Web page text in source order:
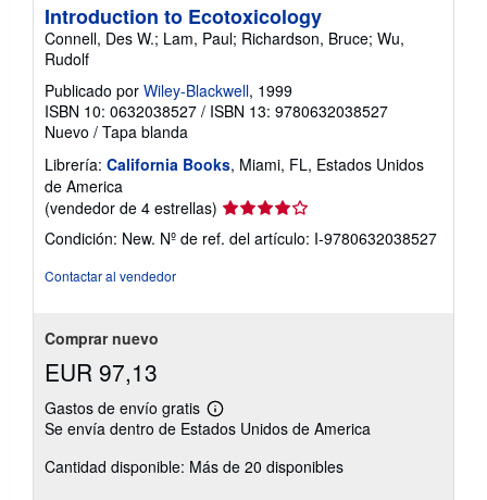
Introduction to Ecotoxicology
Connell, Des W.; Lam, Paul; Richardson, Bruce; Wu,
Rudolf
Publicado por Wiley-Blackwell, 1999
ISBN 10: 0632038527 / ISBN 13: 9780632038527
Nuevo / Tapa blanda
Librería: California Books, Miami, FL, Estados Unidos
de America
(vendedor de 4 estrellas) Calificación
del
vendedor:
Condición: New. Nº de ref. del artículo: I-9780632038527
Contactar al vendedor
Comprar nuevo
EUR 97,13
Gastos de envío gratis
Más
información
las
Se envía dentro de Estados Unidos de America
Cantidad disponible: Más de 20 disponibles